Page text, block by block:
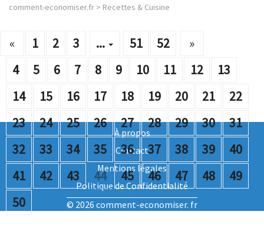
comment-economiser.fr > Recettes & Cuisine
« 1 2 3
...
4
5 6 7 8 9 10 11 12
13
14
15 16 17 18 19 20 21
22
23
24 25 26 27 28 29 30
31
32
33 34 35 36 37 38 39
40
41
42 43 44 45 46 47 48
49
50
51 52 »
À propos
Contact
Mentions légales
Politique de Confidentialité
© 2026 comment-economiser. fr